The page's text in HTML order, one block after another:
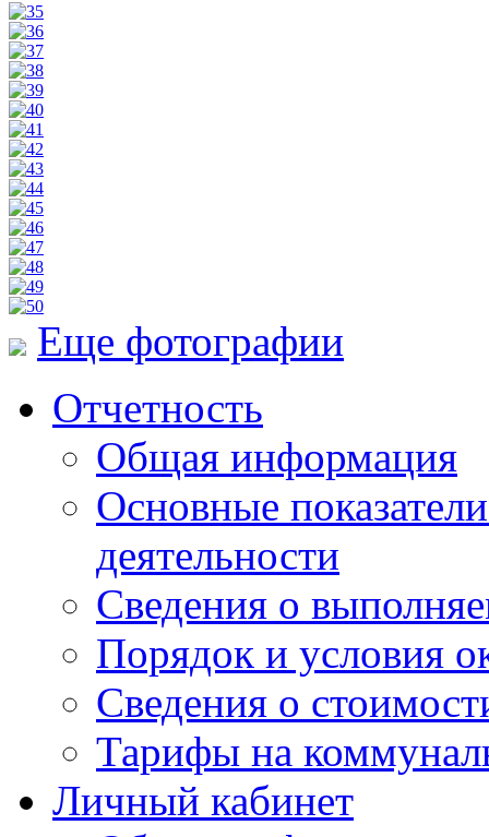
Еще фотографии
Отчетность
Общая информация
Основные
деятельности
Сведения о
Порядок и условия
Сведения о
Тарифы на
Личный кабинет